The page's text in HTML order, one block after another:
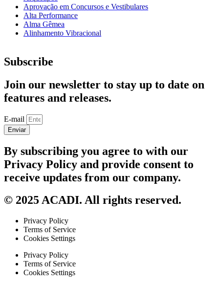
Aprovação em Concursos e Vestibulares
Alta Performance
Alma Gêmea
Alinhamento Vibracional
Subscribe
Join our newsletter to stay up to date on
features and releases.
E-mail
Enviar
By subscribing you agree to with our
Privacy Policy and provide consent to
receive updates from our company.
© 2025 ACADI. All rights reserved.
Privacy Policy
Terms of Service
Cookies Settings
Privacy Policy
Terms of Service
Cookies Settings